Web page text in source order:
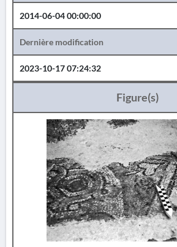
2014-06-04 00:00:00
Dernière modification
2023-10-17 07:24:32
Figure(s)